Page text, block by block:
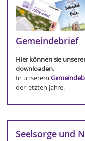
Gemeindebrief
Hier können sie
downloaden.
In unserem
der letzten Jahre.
Seelsorge und